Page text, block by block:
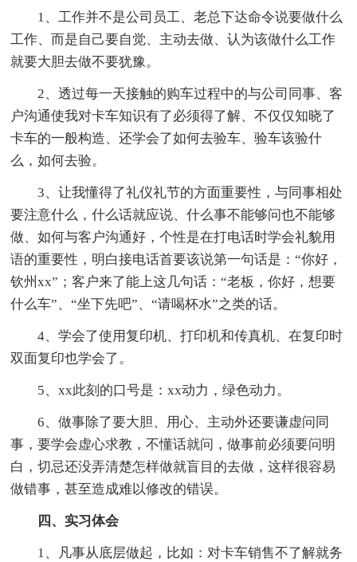
1、工作并不是公司员工、老总下达命令说要做什么
工作、而是自己要自觉、主动去做、认为该做什么工作
就要大胆去做不要犹豫。
2、透过每一天接触的购车过程中的与公司同事、客
户沟通使我对卡车知识有了必须得了解、不仅仅知晓了
卡车的一般构造、还学会了如何去验车、验车该验什
么，如何去验。
3、让我懂得了礼仪礼节的方面重要性，与同事相处
要注意什么，什么话就应说、什么事不能够问也不能够
做、如何与客户沟通好，个性是在打电话时学会礼貌用
语的重要性，明白接电话首要该说第一句话是：“你好，
钦州xx”；客户来了能上这几句话：“老板，你好，想要
什么车”、“坐下先吧”、“请喝杯水”之类的话。
4、学会了使用复印机、打印机和传真机、在复印时
双面复印也学会了。
5、xx此刻的口号是：xx动力，绿色动力。
6、做事除了要大胆、用心、主动外还要谦虚问同
事，要学会虚心求教，不懂话就问，做事前必须要问明
白，切忌还没弄清楚怎样做就盲目的去做，这样很容易
做错事，甚至造成难以修改的错误。
四、实习体会
1、凡事从底层做起，比如：对卡车销售不了解就务